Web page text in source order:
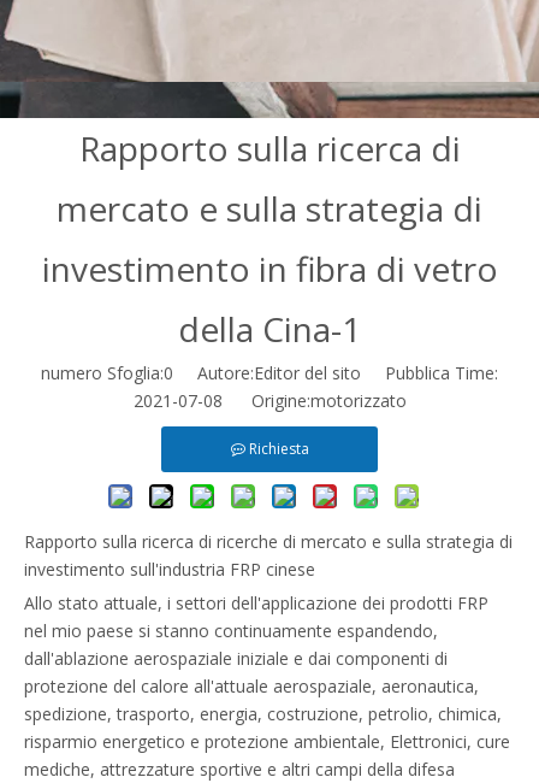
Rapporto sulla ricerca di
mercato e sulla strategia di
investimento in fibra di vetro
della Cina-1
numero Sfoglia:0 Autore:Editor del sito Pubblica Time:
2021-07-08 Origine:motorizzato
Richiesta
Rapporto sulla ricerca di ricerche di mercato e sulla strategia di
investimento sull'industria FRP cinese
Allo stato attuale, i settori dell'applicazione dei prodotti FRP
nel mio paese si stanno continuamente espandendo,
dall'ablazione aerospaziale iniziale e dai componenti di
protezione del calore all'attuale aerospaziale, aeronautica,
spedizione, trasporto, energia, costruzione, petrolio, chimica,
risparmio energetico e protezione ambientale, Elettronici, cure
mediche, attrezzature sportive e altri campi della difesa